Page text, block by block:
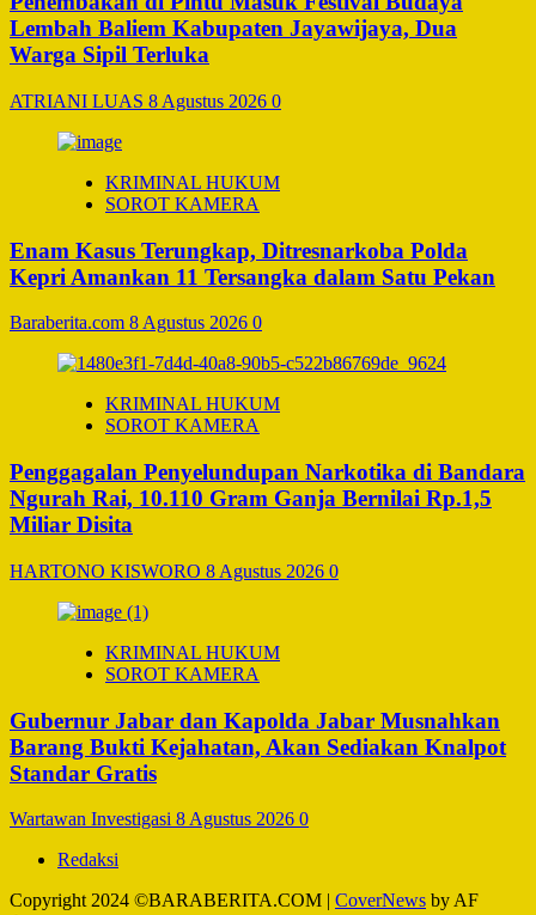
Lembah Baliem Kabupaten Jayawijaya, Dua
Warga Sipil Terluka
ATRIANI LUAS 8 Agustus 2026 0
KRIMINAL HUKUM
SOROT KAMERA
Enam Kasus Terungkap, Ditresnarkoba Polda
Kepri Amankan 11 Tersangka dalam Satu Pekan
Baraberita.com 8 Agustus 2026 0
KRIMINAL HUKUM
SOROT KAMERA
Penggagalan Penyelundupan Narkotika di Bandara
Ngurah Rai, 10.110 Gram Ganja Bernilai Rp.1,5
Miliar Disita
HARTONO KISWORO 8 Agustus 2026 0
KRIMINAL HUKUM
SOROT KAMERA
Gubernur Jabar dan Kapolda Jabar Musnahkan
Barang Bukti Kejahatan, Akan Sediakan Knalpot
Standar Gratis
Wartawan Investigasi 8 Agustus 2026 0
Redaksi
Copyright 2024 ©BARABERITA.COM | CoverNews by AF